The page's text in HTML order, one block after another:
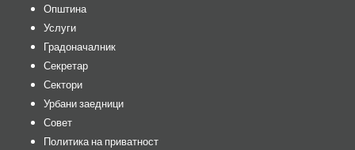
Општина
Услуги
Градоначалник
Секретар
Сектори
Урбани заедници
Совет
Политика на приватност